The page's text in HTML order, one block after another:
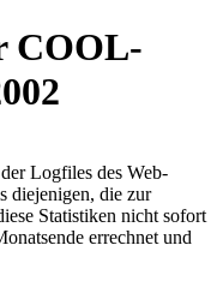
COOL-
Logfiles des Web-
diejenigen, die zur
Statistiken nicht sofort
errechnet und